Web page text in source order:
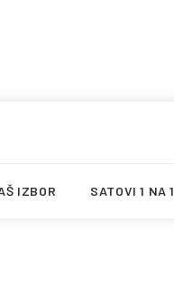
IZBOR SATOVI 1 NA 1